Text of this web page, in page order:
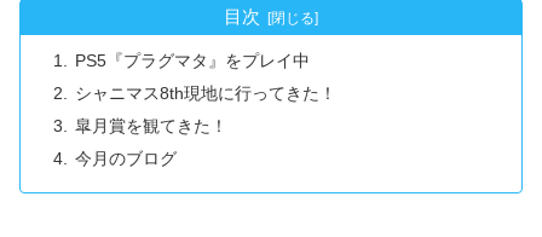
目次
PS5『プラグマタ』をプレイ中
シャニマス8th現地に行ってきた！
皐月賞を観てきた！
今月のブログ